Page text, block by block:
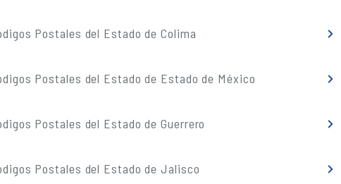
Postales del Estado de Colima
Postales del Estado de Estado de México
Postales del Estado de Guerrero
Postales del Estado de Jalisco